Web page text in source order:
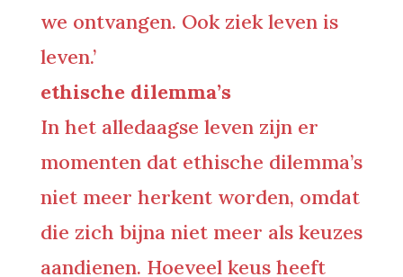
we ontvangen. Ook ziek leven is
leven.’
ethische dilemma’s
In het alledaagse leven zijn er
momenten dat ethische dilemma’s
niet meer herkent worden, omdat
die zich bijna niet meer als keuzes
aandienen. Hoeveel keus heeft